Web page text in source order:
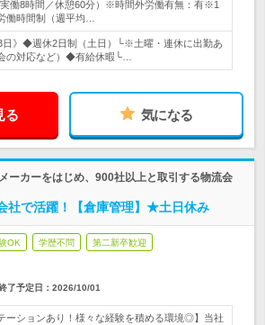
働8時間／休憩60分）※時間外労働有無：有※1
働時間制（週平均…
日》◆週休2日制（土日）└※土曜・連休に出勤あ
の対応など）◆有給休暇└…
る 気になる
ーカーをはじめ、900社以上と取引する物流会
社で活躍！【倉庫管理】★土日休み
OK 学歴不問 第二新卒歓迎
了予定日： 2026/10/01
ーションあり！様々な経験を積める環境◎】当社